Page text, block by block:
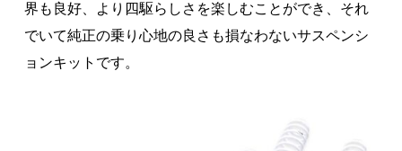
界も良好、より四駆らしさを楽しむことができ、それ
でいて純正の乗り心地の良さも損なわないサスペンシ
ョンキットです。